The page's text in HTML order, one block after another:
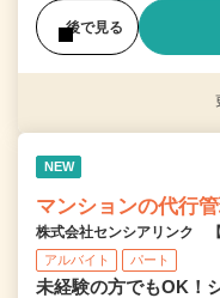
後で見る
NEW
マンションの代行
株式会社センシアリンク 【
アルバイト パート
未経験の方でもOK！